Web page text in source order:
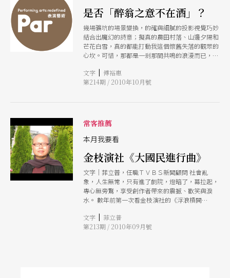
是否「醉翁之意不在酒」？
幾場礦坑的場景變換，的確與細膩的投影視覺巧妙
結合出魔幻的詩意；擬真的農田村落、山邊夕陽和
芒花白雪，真的都能打動我這個懷舊失落的觀眾的
心坎。可惜，那都是一剎那間共鳴的浪漫而已，我
文字 | 傅裕惠
第214期 / 2010年10月號
常客推薦
本月我要看
金枝演社《大國民進行曲》
文字｜菲立普，任職ＴＶＢＳ新聞顧問 社會亂
象，人生無常，只有進了劇院，燈暗了，幕拉起，
專心無旁鶩，享受創作者帶來的震撼、歡笑與淚
水。 數年前第一次看金枝演社的《浮浪槓開
且精采度不比國外差，尤其加上誇張的肢體動作，
懷舊的歌曲包裝，笑死人不償命的對白，讓人在演
文字 | 菲立普
第213期 / 2010年09月號